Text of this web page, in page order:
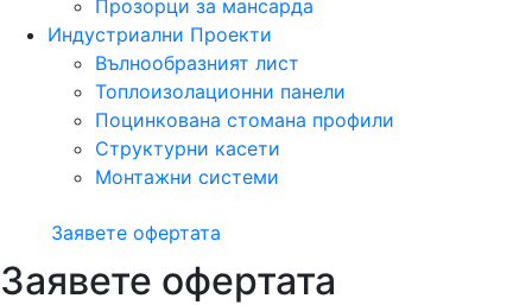
Прозорци за мансарда
Индустриални Проекти
Вълнообразният лист
Топлоизолационни панели
Поцинкована стомана профили
Структурни касети
Монтажни системи
Заявете офертата
Заявете офертата